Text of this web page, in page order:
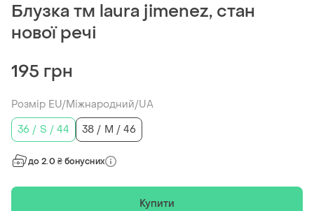
Блузка тм laura jimenez, стан
нової речі
195 грн
Розмір EU/Міжнародний/UA
36 / S / 44
38 / M / 46
до 2.0 ₴ бонусних
Купити